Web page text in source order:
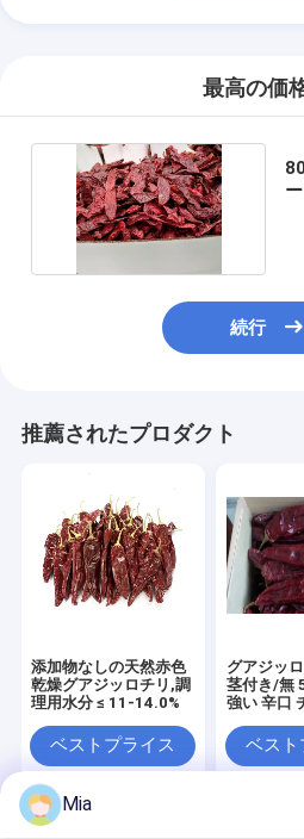
最高の価
続行
推薦されたプロダクト
添加物なしの天然赤色
乾燥グアジッロチリ,調
理用水分 ≤ 11-14.0%
ベストプライス
グアジッ
茎付き/無 500SHU 赤
強い 辛口
ベスト
Mia